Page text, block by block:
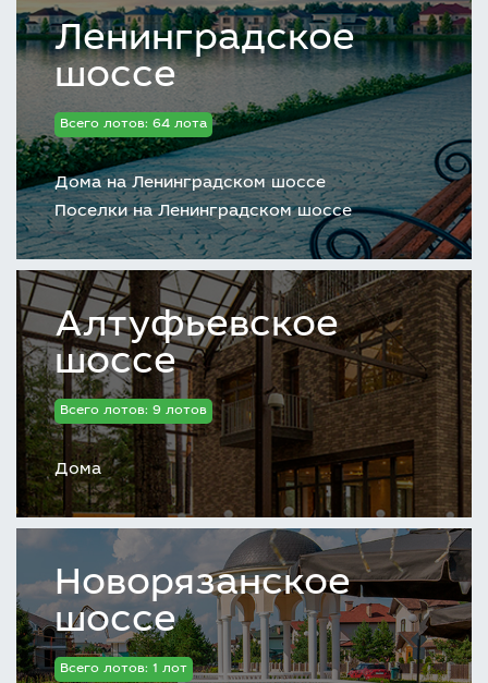
Ленинградское
шоссе
Всего лотов: 64 лота
Дома на Ленинградском шоссе
Поселки на Ленинградском шоссе
Алтуфьевское
шоссе
Всего лотов: 9 лотов
Дома
Новорязанское
шоссе
Всего лотов: 1 лот